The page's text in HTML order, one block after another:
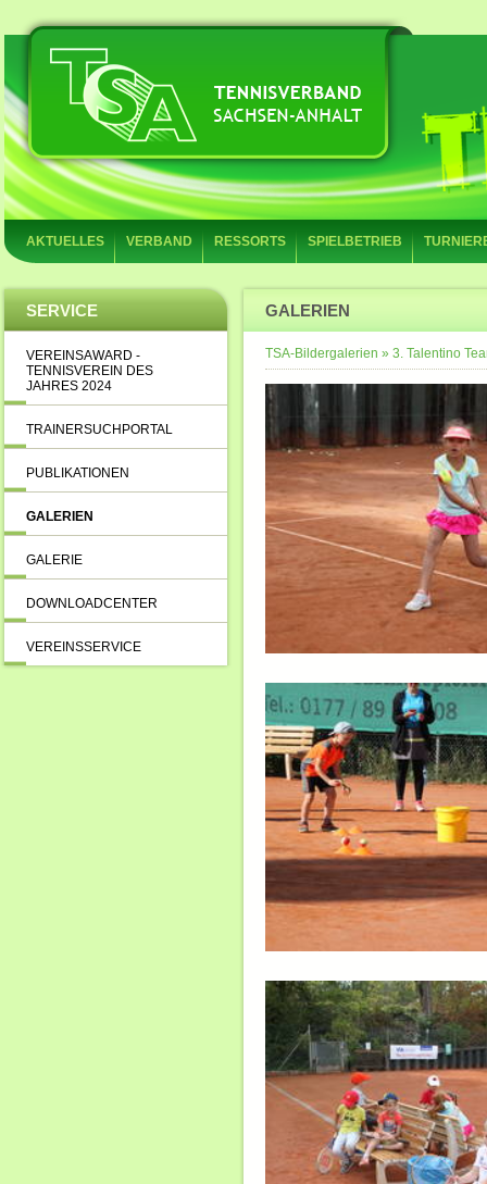
AKTUELLES VERBAND RESSORTS SPIELBETRIEB
SERVICE
VEREINSAWARD -
TENNISVEREIN DES
JAHRES 2024
TRAINERSUCHPORTAL
PUBLIKATIONEN
GALERIEN
GALERIE
DOWNLOADCENTER
VEREINSSERVICE
GALERIEN
TSA-Bildergalerien » 3. Talentino